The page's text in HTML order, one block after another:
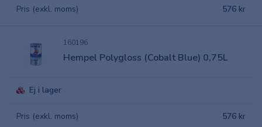
Pris (exkl. moms) 576 kr
160196
Hempel Polygloss (Cobalt Blue) 0,75L
Ej i lager
Pris (exkl. moms) 576 kr